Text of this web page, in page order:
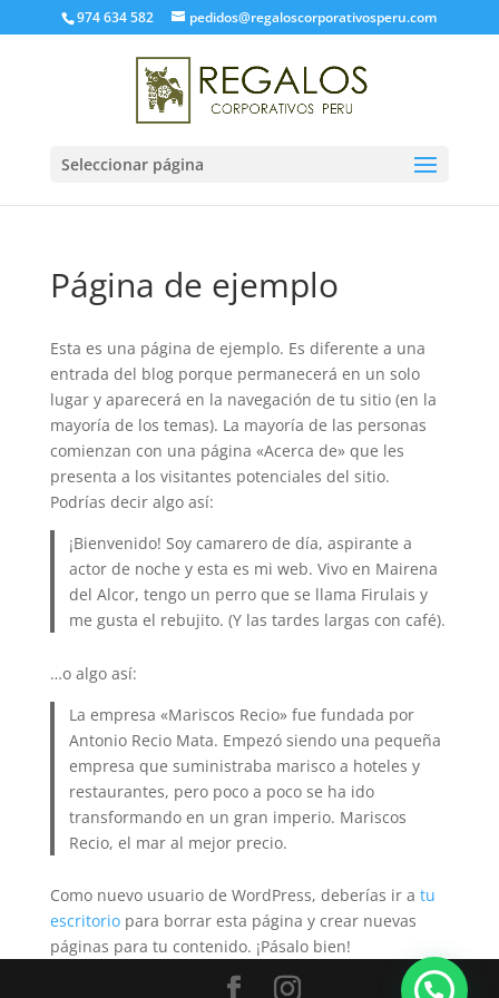
974 634 582 pedidos@regaloscorporativosperu.com
Seleccionar página
Página de ejemplo
Esta es una página de ejemplo. Es diferente a una
entrada del blog porque permanecerá en un solo
lugar y aparecerá en la navegación de tu sitio (en la
mayoría de los temas). La mayoría de las personas
comienzan con una página «Acerca de» que les
presenta a los visitantes potenciales del sitio.
Podrías decir algo así:
¡Bienvenido! Soy camarero de día, aspirante a
actor de noche y esta es mi web. Vivo en Mairena
del Alcor, tengo un perro que se llama Firulais y
me gusta el rebujito. (Y las tardes largas con café).
…o algo así:
La empresa «Mariscos Recio» fue fundada por
Antonio Recio Mata. Empezó siendo una pequeña
empresa que suministraba marisco a hoteles y
restaurantes, pero poco a poco se ha ido
transformando en un gran imperio. Mariscos
Recio, el mar al mejor precio.
Como nuevo usuario de WordPress, deberías ir a tu
escritoriopara borrar esta página y crear nuevas
páginas para tu contenido. ¡Pásalo bien!